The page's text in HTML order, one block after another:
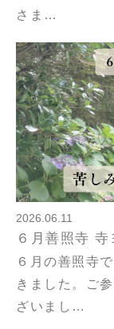
さま…
2026.06.11
６月善照寺
６月の善照寺
きました。ご
ざいまし…